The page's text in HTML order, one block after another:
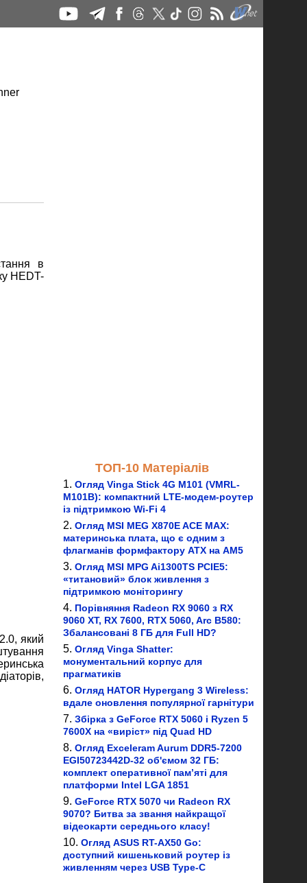
в
HEDT-
який
ТОП-10 Матеріалів
Огляд Vinga Stick 4G M101 (VMRL-
M101B): компактний LTE-модем-роутер
із підтримкою Wi-Fi 4
Огляд MSI MEG X870E ACE MAX:
материнська плата, що є одним з
флагманів формфактору ATX на AM5
Огляд MSI MPG Ai1300TS PCIE5:
«титановий» блок живлення з
підтримкою моніторингу
Порівняння Radeon RX 9060 з RX
9060 XT, RX 7600, RTX 5060, Arc B580:
Збалансовані 8 ГБ для Full HD?
Огляд Vinga Shatter:
монументальний корпус для
прагматиків
Огляд HATOR Hypergang 3 Wireless:
вдале оновлення популярної гарнітури
Збірка з GeForce RTX 5060 і Ryzen 5
7600X на «виріст» під Quad HD
Огляд Exceleram Aurum DDR5-7200
EGI50723442D-32 об'ємом 32 ГБ:
комплект оперативної пам’яті для
платформи Intel LGA 1851
GeForce RTX 5070 чи Radeon RX
9070? Битва за звання найкращої
відеокарти середнього класу!
Огляд ASUS RT-AX50 Go:
доступний кишеньковий роутер із
живленням через USB Type-C